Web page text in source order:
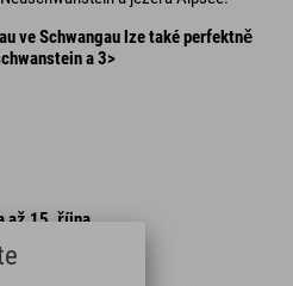
ve Schwangau lze také perfektně
a 3>
až 15. října